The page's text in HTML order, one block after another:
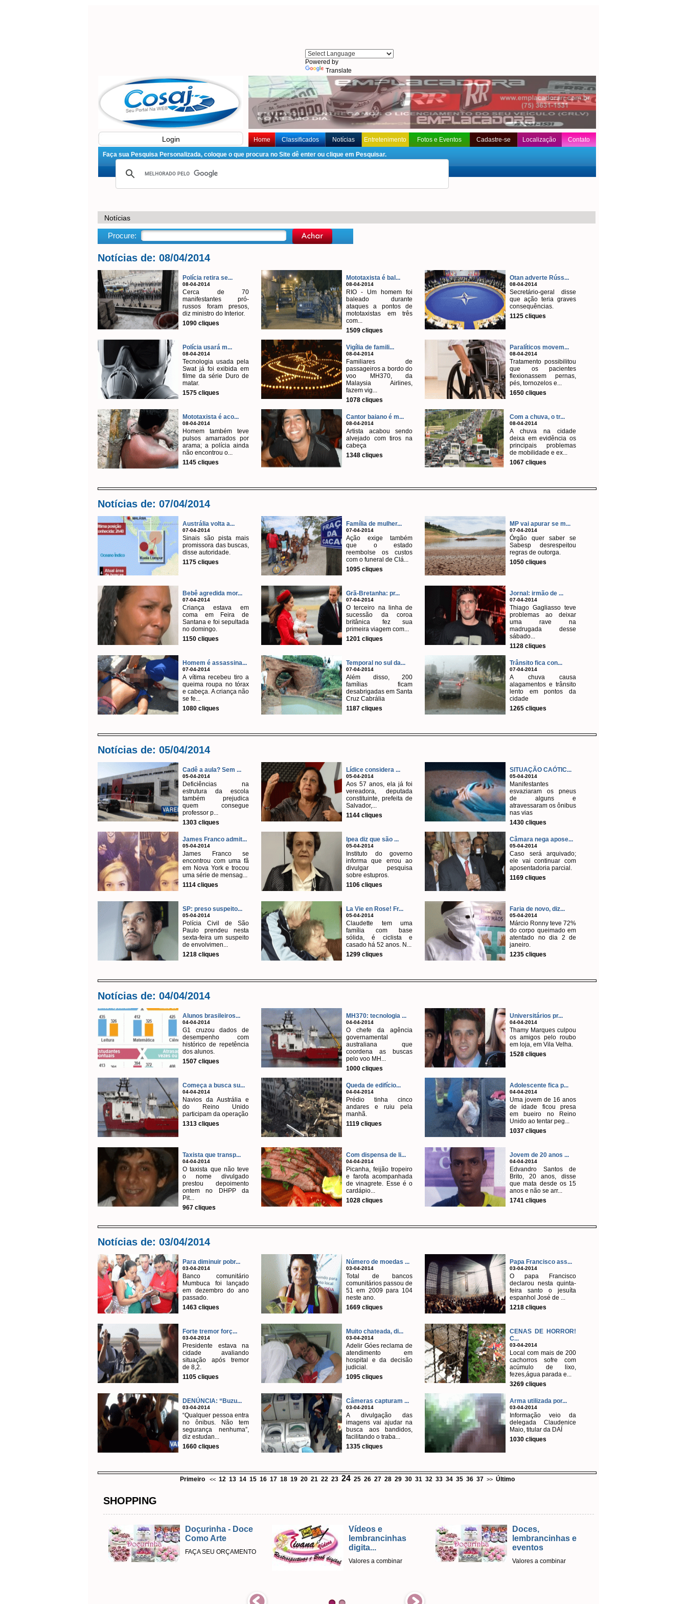
Powered by
Translate
Login Home Classificados Notícias Entretenimento Fotos e Eventos Cadastre-se Localização Contato
Faça sua Pesquisa Personalizada, coloque o que procura no Site dê enter ou clique em Pesquisar.
Notícias
Procure:
Notícias de: 08/04/2014
Polícia retira se...
08-04-2014
Cerca de 70
manifestantes pró-
russos foram presos,
diz ministro do Interior.
1090 cliques
Mototaxista é bal...
08-04-2014
RIO - Um homem foi
baleado durante
ataques a pontos de
mototaxistas em três
com...
1509 cliques
Otan adverte Rúss...
08-04-2014
Secretário-geral disse
que ação teria graves
consequências.
1125 cliques
Polícia usará m...
08-04-2014
Tecnologia usada pela
Swat já foi exibida em
filme da série Duro de
matar.
1575 cliques
Vigília de famili...
08-04-2014
Familiares de
passageiros a bordo do
voo MH370, da
Malaysia Airlines,
fazem vig...
1078 cliques
Paralíticos movem...
08-04-2014
Tratamento possibilitou
que os pacientes
flexionassem pernas,
pés, tornozelos e...
1650 cliques
Mototaxista é aco...
08-04-2014
Homem também teve
pulsos amarrados por
arama; a polícia ainda
não encontrou o...
1145 cliques
Cantor baiano é m...
08-04-2014
Artista acabou sendo
alvejado com tiros na
cabeça
1348 cliques
Com a chuva, o tr...
08-04-2014
A chuva na cidade
deixa em evidência os
principais problemas
de mobilidade e ex...
1067 cliques
Notícias de: 07/04/2014
Austrália volta a...
07-04-2014
Sinais são pista mais
promissora das buscas,
disse autoridade.
1175 cliques
Família de mulher...
07-04-2014
Ação exige também
que o estado
reembolse os custos
com o funeral de Clá...
1095 cliques
MP vai apurar se m...
07-04-2014
Órgão quer saber se
Sabesp desrespeitou
regras de outorga.
1050 cliques
Bebê agredida mor...
07-04-2014
Criança estava em
coma em Feira de
Santana e foi sepultada
no domingo.
1150 cliques
Grã-Bretanha: pr...
07-04-2014
O terceiro na linha de
sucessão da coroa
britânica fez sua
primeira viagem com...
1201 cliques
Jornal: irmão de ...
07-04-2014
​Thiago Gagliasso teve
problemas ao deixar
uma rave na
madrugada desse
sábado...
1128 cliques
Homem é assassina...
07-04-2014
A vítima recebeu tiro a
queima roupa no tórax
e cabeça. A criança não
se fe...
1080 cliques
Temporal no sul da...
07-04-2014
Além disso, 200
famílias ficam
desabrigadas em Santa
Cruz Cabrália
1187 cliques
Trânsito fica con...
07-04-2014
A chuva causa
alagamentos e trânsito
lento em pontos da
cidade
1265 cliques
Notícias de: 05/04/2014
Cadê a aula? Sem ...
05-04-2014
Deficiências na
estrutura da escola
também prejudica
quem consegue
professor p...
1303 cliques
Lídice considera ...
05-04-2014
Aos 57 anos, ela já foi
vereadora, deputada
constituinte, prefeita de
Salvador,...
1144 cliques
SITUAÇÃO CAÓTIC...
05-04-2014
Manifestantes
esvaziaram os pneus
de alguns e
atravessaram os ônibus
nas vias
1430 cliques
James Franco admit...
05-04-2014
James Franco se
encontrou com uma fã
em Nova York e trocou
uma série de mensag...
1114 cliques
Ipea diz que são ...
05-04-2014
Instituto do governo
informa que errou ao
divulgar pesquisa
sobre estupros.
1106 cliques
Câmara nega apose...
05-04-2014
Caso será arquivado;
ele vai continuar com
aposentadoria parcial.
1169 cliques
SP: preso suspeito...
05-04-2014
Polícia Civil de São
Paulo prendeu nesta
sexta-feira um suspeito
de envolvimen...
1218 cliques
La Vie en Rose! Fr...
05-04-2014
Claudette tem uma
família com base
sólida, é ciclista e
casado há 52 anos. N...
1299 cliques
Faria de novo, diz...
05-04-2014
Márcio Ronny teve 72%
do corpo queimado em
atentado no dia 2 de
janeiro.
1235 cliques
Notícias de: 04/04/2014
Alunos brasileiros...
04-04-2014
G1 cruzou dados de
desempenho com
histórico de repetência
dos alunos.
1507 cliques
MH370: tecnologia ...
04-04-2014
O chefe da agência
governamental
australiana que
coordena as buscas
pelo voo MH...
1000 cliques
Universitários pr...
04-04-2014
Thamy Marques culpou
os amigos pelo roubo
em loja, em Vila Velha.
1528 cliques
Começa a busca su...
04-04-2014
Navios da Austrália e
do Reino Unido
participam da operação
1313 cliques
Queda de edifício...
04-04-2014
Prédio tinha cinco
andares e ruiu pela
manhã.
1119 cliques
Adolescente fica p...
04-04-2014
Uma jovem de 16 anos
de idade ficou presa
em bueiro no Reino
Unido ao tentar peg...
1037 cliques
Taxista que transp...
04-04-2014
O taxista que não teve
o nome divulgado
prestou depoimento
ontem no DHPP da
Pit...
967 cliques
Com dispensa de li...
04-04-2014
Picanha, feijão tropeiro
e farofa acompanhada
de vinagrete. Esse é o
cardápio...
1028 cliques
Jovem de 20 anos ...
04-04-2014
Edvandro Santos de
Brito, 20 anos, disse
que mata desde os 15
anos e não se arr...
1741 cliques
Notícias de: 03/04/2014
Para diminuir pobr...
03-04-2014
Banco comunitário
Mumbuca foi lançado
em dezembro do ano
passado.
1463 cliques
Número de moedas ...
03-04-2014
Total de bancos
comunitários passou de
51 em 2009 para 104
neste ano.
1669 cliques
Papa Francisco ass...
03-04-2014
O papa Francisco
declarou nesta quinta-
feira santo o jesuíta
espanhol José de ...
1218 cliques
Forte tremor forç...
03-04-2014
Presidente estava na
cidade avaliando
situação após tremor
de 8,2.
1105 cliques
Muito chateada, di...
03-04-2014
Adelir Góes reclama de
atendimento em
hospital e da decisão
judicial.
1095 cliques
CENAS DE HORROR!
C...
03-04-2014
Local com mais de 200
cachorros sofre com
acúmulo de lixo,
fezes,água parada e...
3269 cliques
DENÚNCIA: “Buzu...
03-04-2014
“Qualquer pessoa entra
no ônibus. Não tem
segurança nenhuma”,
diz estudan...
1660 cliques
Câmeras capturam ...
03-04-2014
A divulgação das
imagens vai ajudar na
busca aos bandidos,
facilitando o traba...
1335 cliques
Arma utilizada por...
03-04-2014
Informação veio da
delegada Claudenice
Maio, titular da DAÍ
1030 cliques
Primeiro << 12 13 14 15 16 17 18 19 20 21 22 23 24 25 26 27 28 29 30 31 32 33 34 35 36 37 >> Último
SHOPPING
Doçurinha - Doce
Como Arte
FAÇA SEU ORÇAMENTO
Vídeos e
lembrancinhas
digita...
Valores a combinar
Doces,
lembrancinhas e
eventos
Valores a combinar